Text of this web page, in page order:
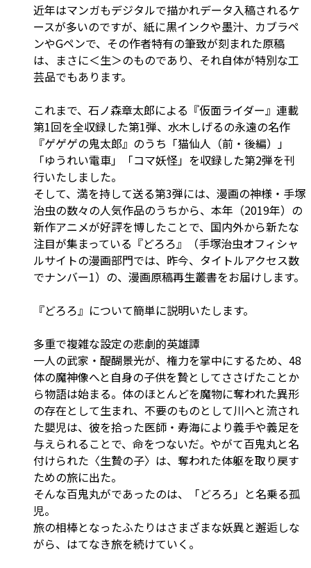
近年はマンガもデジタルで描かれデータ入稿されるケ
ースが多いのですが、紙に黒インクや墨汁、カブラペ
ンやGペンで、その作者特有の筆致が刻まれた原稿
は、まさに＜生＞のものであり、それ自体が特別な工
芸品でもあります。
これまで、石ノ森章太郎による『仮面ライダー』連載
第1回を全収録した第1弾、水木しげるの永遠の名作
『ゲゲゲの鬼太郎』のうち「猫仙人（前・後編）」
「ゆうれい電車」「コマ妖怪」を収録した第2弾を刊
行いたしました。
そして、満を持して送る第3弾には、漫画の神様・手塚
治虫の数々の人気作品のうちから、本年（2019年）の
新作アニメが好評を博したことで、国内外から新たな
注目が集まっている『どろろ』（手塚治虫オフィシャ
ルサイトの漫画部門では、昨今、タイトルアクセス数
でナンバー1）の、漫画原稿再生叢書をお届けします。
『どろろ』について簡単に説明いたします。
多重で複雑な設定の悲劇的英雄譚
一人の武家・醍醐景光が、権力を掌中にするため、48
体の魔神像へと自身の子供を贄としてささげたことか
ら物語は始まる。体のほとんどを魔物に奪われた異形
の存在として生まれ、不要のものとして川へと流され
た嬰児は、彼を拾った医師・寿海により義手や義足を
与えられることで、命をつないだ。やがて百鬼丸と名
付けられた〈生贄の子〉は、奪われた体躯を取り戻す
ための旅に出た。
そんな百鬼丸がであったのは、「どろろ」と名乗る孤
児。
旅の相棒となったふたりはさまざまな妖異と邂逅しな
がら、はてなき旅を続けていく。